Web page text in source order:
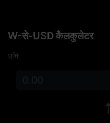
W-से-USD कैलकुलेटर
राशि